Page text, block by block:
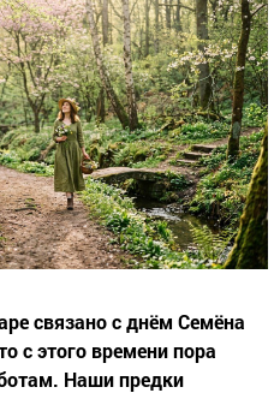
связано с днём Семёна
с этого времени пора
Наши предки